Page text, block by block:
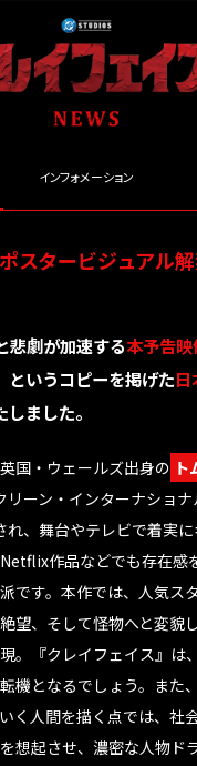
インフォメーション
スタービジュアル解
悲劇が加速する本予告映
というコピーを掲げた
ました。
国・ウェールズ出身の ト
ーン・インターナショ
れ、舞台やテレビで着実
作品などでも存在感
です。本作では、人気ス
望、そして怪物へと変貌
。『クレイフェイス』は
機となるでしょう。また
く人間を描く点では、社
想起させ、濃密な人物ド